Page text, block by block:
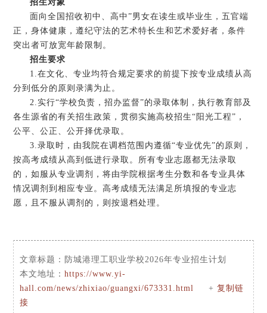
招生对象
面向全国招收初中、高中”男女在读生或毕业生，五官端
正，身体健康，遵纪守法的艺术特长生和艺术爱好者，条件
突出者可放宽年龄限制。
招生要求
1.在文化、专业均符合规定要求的前提下按专业成绩从高
分到低分的原则录满为止。
2.实行“学校负责，招办监督”的录取体制，执行教育部及
各生源省的有关招生政策，贯彻实施高校招生“阳光工程”，
公平、公正、公开择优录取。
3.录取时，由我院在调档范围内遵循“专业优先”的原则，
按高考成绩从高到低进行录取。所有专业志愿都无法录取
的，如服从专业调剂，将由学院根据考生分数和各专业具体
情况调剂到相应专业。高考成绩无法满足所填报的专业志
愿，且不服从调剂的，则按退档处理。
文章标题： 防城港理工职业学校2026年专业招生计划
本文地址：https://www.yi-
hall.com/news/zhixiao/guangxi/673331.html
+复制链
接